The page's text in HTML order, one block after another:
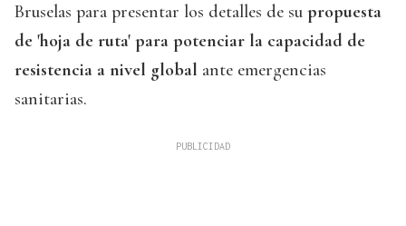
Bruselas para presentar los detalles de su propuesta
de 'hoja de ruta' para potenciar la capacidad de
resistencia a nivel global ante emergencias
sanitarias.